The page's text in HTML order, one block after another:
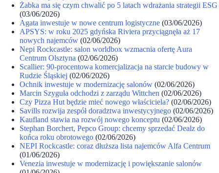
Żabka ma się czym chwalić po 5 latach wdrażania strategii ESG
(03/06/2026)
Agata inwestuje w nowe centrum logistyczne (03/06/2026)
APSYS: w roku 2025 gdyńska Riviera przyciągnęła aż 17
nowych najemców (02/06/2026)
Nepi Rockcastle: salon worldbox wzmacnia ofertę Aura
Centrum Olsztyna (02/06/2026)
Scallier: 90-procentowa komercjalizacja na starcie budowy w
Rudzie Śląskiej (02/06/2026)
Ochnik inwestuje w modernizację salonów (02/06/2026)
Marcin Szyguła odchodzi z zarządu Wittchen (02/06/2026)
Czy Pizza Hut będzie mieć nowego właściciela? (02/06/2026)
Savills rozwija zespół doradztwa inwestycyjnego (02/06/2026)
Kaufland stawia na rozwój nowego konceptu (02/06/2026)
Stephan Borchert, Pepco Group: chcemy sprzedać Dealz do
końca roku obrotowego (02/06/2026)
NEPI Rockcastle: coraz dłuższa lista najemców Alfa Centrum
(01/06/2026)
Venezia inwestuje w modernizację i powiększanie salonów